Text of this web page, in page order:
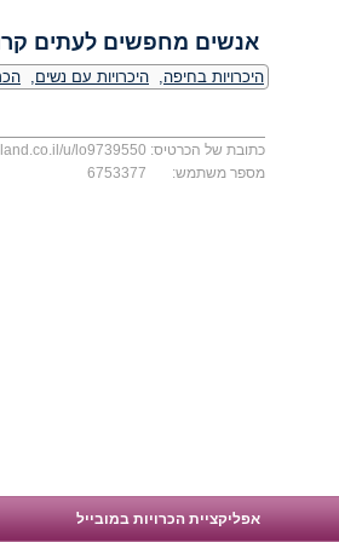
אנשים מחפשים לעתים
היכרויות בחיפה, היכרויות עם נשים,
כתובת של הכרטיס: u/lo9739550
מספר משתמש:
6753377
אפליקציית הכרויות במובייל